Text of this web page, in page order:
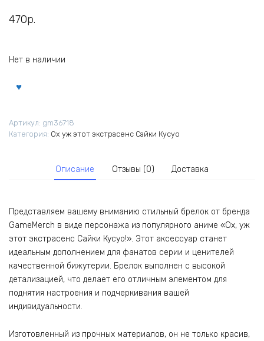
470р.
Нет в наличии
Артикул: gm36718
Категория: Ох уж этот экстрасенс Сайки Кусуо
Описание Отзывы (0) Доставка
Представляем вашему вниманию стильный брелок от бренда
GameMerch в виде персонажа из популярного аниме «Ох, уж
этот экстрасенс Сайки Кусуо!». Этот аксессуар станет
идеальным дополнением для фанатов серии и ценителей
качественной бижутерии. Брелок выполнен с высокой
детализацией, что делает его отличным элементом для
поднятия настроения и подчеркивания вашей
индивидуальности.
Изготовленный из прочных материалов, он не только красив,